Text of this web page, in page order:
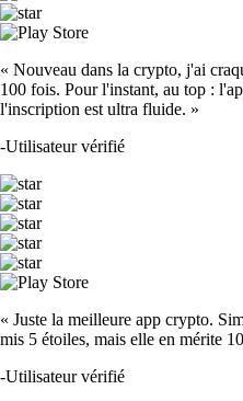
« Nouveau dans la crypto, j'ai
100 fois. Pour l'instant, au top :
l'inscription est ultra fluide. »
-Utilisateur vérifié
« Juste la meilleure app crypto.
mis 5 étoiles, mais elle en mérite
-Utilisateur vérifié